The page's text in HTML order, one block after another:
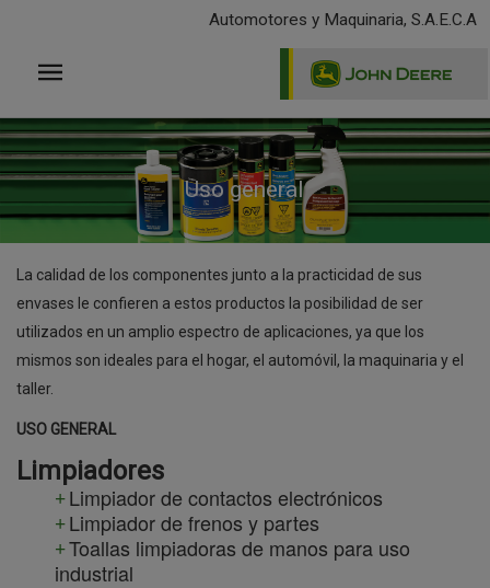
principal
Automotores y Maquinaria, S.A.E.C.A
Uso general
La calidad de los componentes junto a la practicidad de sus
envases le confieren a estos productos la posibilidad de ser
utilizados en un amplio espectro de aplicaciones, ya que los
mismos son ideales para el hogar, el automóvil, la maquinaria y el
taller.
USO GENERAL
Limpiadores
Limpiador de contactos electrónicos
Limpiador de frenos y partes
Toallas limpiadoras de manos para uso
industrial